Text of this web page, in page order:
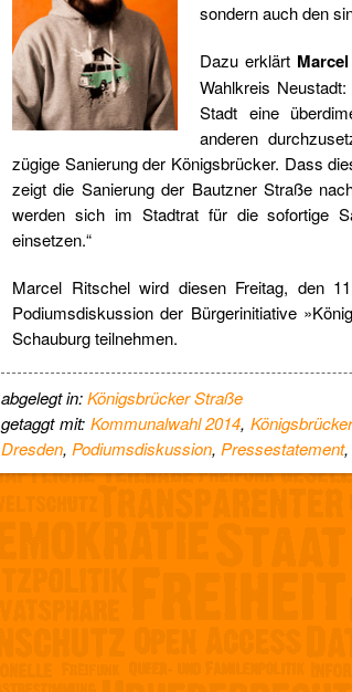
sondern auch den
Dazu erklärt
Wahlkreis
Stadt eine
anderen
zügige Sanierung der Königsbrücker. Dass
zeigt die Sanierung der Bautzner Straße
werden sich im Stadtrat für die sofortige
einsetzen.“
Marcel Ritschel wird diesen Freitag, den
Podiumsdiskussion der Bürgerinitiative
Schauburg teilnehmen.
abgelegt in:Königsbrücker Straße
getaggt mit: Kommunalwahl 2014,
Dresden, Podiumsdiskussion, Pressestatement,